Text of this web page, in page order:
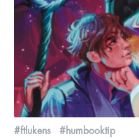
#ftlukens #humbooktip